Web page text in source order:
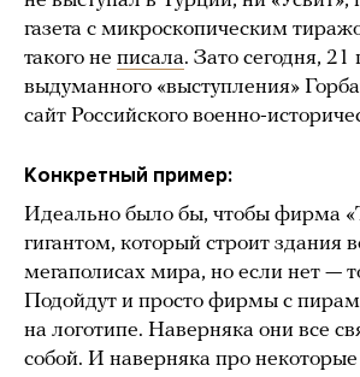
газета с микроскопическим
такого не писала. Зато сегодня, 21
выдуманного «выступления»
сайт Российского военно-
Конкретный пример:
Идеально было бы, чтобы фирма
гигантом, который строит здания
мегаполисах мира, но если нет —
Подойдут и просто фирмы с
на логотипе. Наверняка они все
собой. И наверняка про